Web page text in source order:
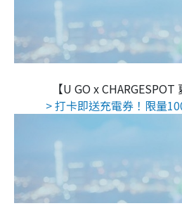
【U GO x CHARGESPOT
> 打卡即送充電券！限量